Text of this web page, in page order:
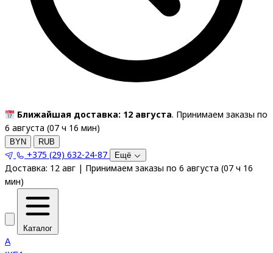
Ближайшая доставка: 12 августа. Принимаем заказы по
6 августа (07 ч 16 мин)
BYN RUB
+375 (29) 632-24-87 Ещё
Доставка: 12 авг | Принимаем заказы по 6 августа (07 ч 16
мин)
Каталог
A